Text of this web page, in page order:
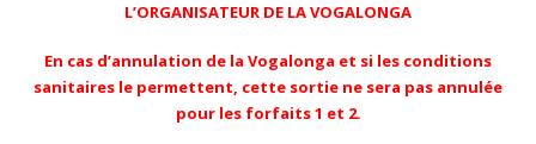
L’ORGANISATEUR DE LA VOGALONGA
En cas d’annulation de la Vogalonga et si les conditions
sanitaires le permettent, cette sortie ne sera pas annulée
pour les forfaits 1 et 2.